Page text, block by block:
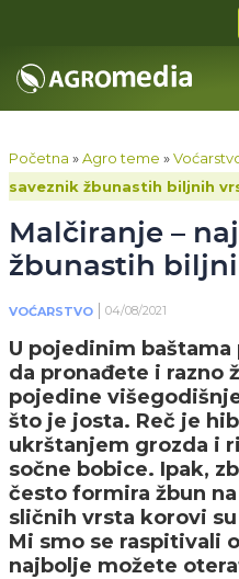
Početna »Agro teme »
saveznik žbunastih biljnih
Malčiranje –
žbunastih
VOĆARSTVO 04/08/2021
U pojedinim
da pronađete i razno
pojedine
što je josta. Reč je
ukrštanjem grozda i
sočne bobice. Ipak,
često formira žbun
sličnih vrsta korovi
Mi smo se raspitivali
najbolje možete